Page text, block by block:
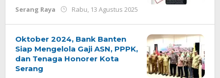
Serang Raya Rabu, 13 Agustus 2025
Oktober 2024, Bank Banten
Siap Mengelola Gaji ASN, PPPK,
dan Tenaga Honorer Kota
Serang